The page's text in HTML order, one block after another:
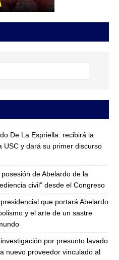
De La Espriella: recibirá la
USC y dará su primer discurso
de Abelardo de la
civil” desde el Congreso
que portará Abelardo
y el arte de un sastre
por presunto lavado
nuevo proveedor vinculado al